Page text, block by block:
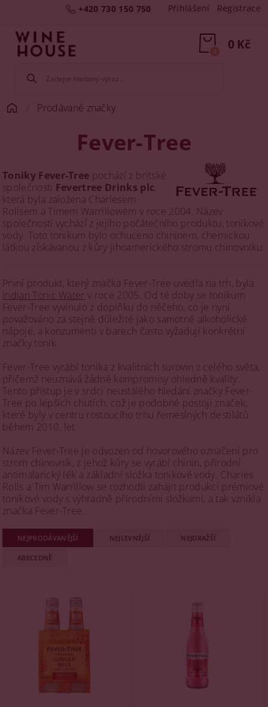
+420 730 150 750 Přihlášení Registrace
0 Kč
0
Prodávané značky
Fever-Tree
Toniky Fever-Tree pochází z britské
společnosti Fevertree Drinks plc,
která byla založena Charlesem
Rollsem a Timem Warrillowem v roce 2004. Název
společnosti vychází z jejího počátečního produktu, tonikové
vody. Toto tonikum bylo ochuceno chininem, chemickou
látkou získávanou z kůry jihoamerického stromu chinovníku​​.
První produkt, který značka Fever-Tree uvedla na trh, byla
Indian Tonic Water v roce 2005. Od té doby se tonikum
Fever-Tree vyvinulo z doplňku do něčeho, co je nyní
považováno za stejně důležité jako samotné alkoholické
nápoje, a konzumenti v barech často vyžadují konkrétní
značky tonik​.
Fever-Tree vyrábí tonika z kvalitních surovin z celého světa,
přičemž neuznává žádné kompromisy ohledně kvality.
Tento přístup je v srdci neustálého hledání značky Fever-
Tree po lepších chutích, což je podobné postoji značek,
které byly v centru rostoucího trhu řemeslných destilátů
během 2010. let​.
Název Fever-Tree je odvozen od hovorového označení pro
strom chinovník, z jehož kůry se vyrábí chinin, přírodní
antimalarický lék a základní složka tonikové vody. Charles
Rolls a Tim Warrillow se rozhodli zahájit produkci prémiové
tonikové vody s výhradně přírodními složkami, a tak vznikla
značka Fever-Tree​.
NEJPRODÁVANĚJŠÍ NEJLEVNĚJŠÍ NEJDRAŽŠÍ
ABECEDNĚ